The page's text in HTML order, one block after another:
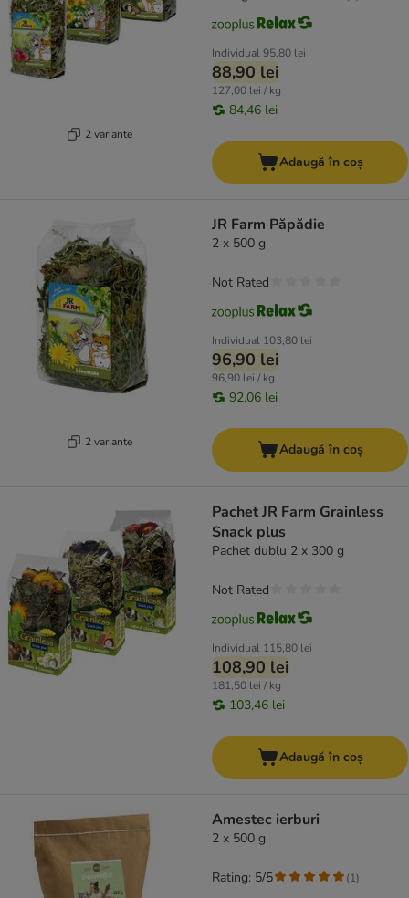
2 variante
Individual95,80 lei
88,90 lei
127,00 lei / kg
84,46 lei
Adaugă în coș
2 variante
JR Farm Păpădie
2 x 500 g
Individual 103,80 lei
96,90 lei
96,90 lei / kg
92,06 lei
Not Rated
Adaugă în coș
Pachet JR Farm Grainless
Snack plus
Pachet dublu 2 x 300 g
Individual 115,80 lei
108,90 lei
181,50 lei / kg
103,46 lei
Not Rated
Adaugă în coș
Amestec ierburi
2 x 500 g
Rating: 5/5 (1)